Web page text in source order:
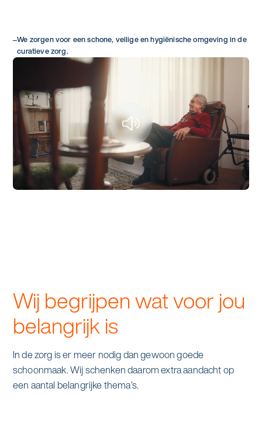
Offerte aanvragen
We zorgen voor een schone, veilige en hygiënische omgeving in de
curatieve zorg.
Wij begrijpen wat voor jou
belangrijk is
In de zorg is er meer nodig dan gewoon goede
schoonmaak. Wij schenken daarom extra aandacht op
een aantal belangrijke thema’s.